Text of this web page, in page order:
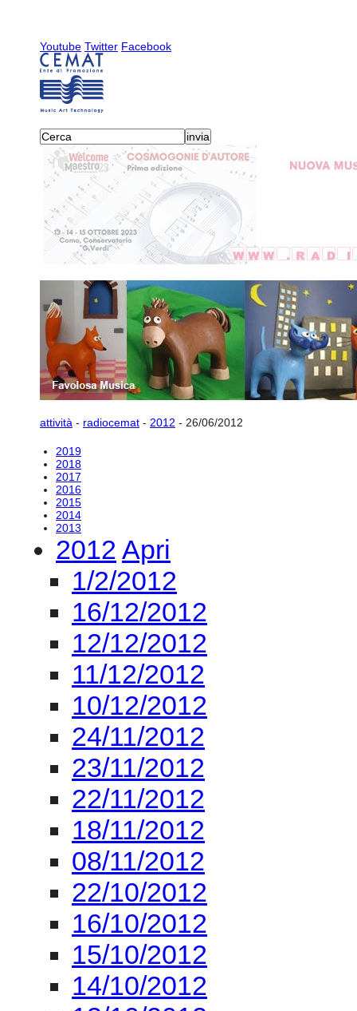
Youtube Twitter Facebook
-radiocemat-2012-
2019
2018
2017
2015
2014
2013
2012Apri
1/2/2012
16/12/2012
12/12/2012
11/12/2012
10/12/2012
24/11/2012
23/11/2012
22/11/2012
18/11/2012
08/11/2012
22/10/2012
16/10/2012
15/10/2012
14/10/2012
13/10/2012
12/10/2012
11/10/2012
10/10/2012